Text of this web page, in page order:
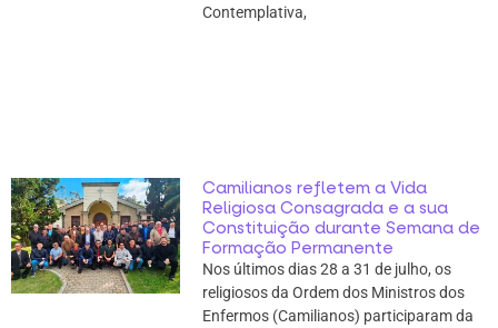
Contemplativa,
Camilianos refletem a Vida
Religiosa Consagrada e a sua
Constituição durante Semana de
Formação Permanente
Nos últimos dias 28 a 31 de julho, os
religiosos da Ordem dos Ministros dos
Enfermos (Camilianos) participaram da